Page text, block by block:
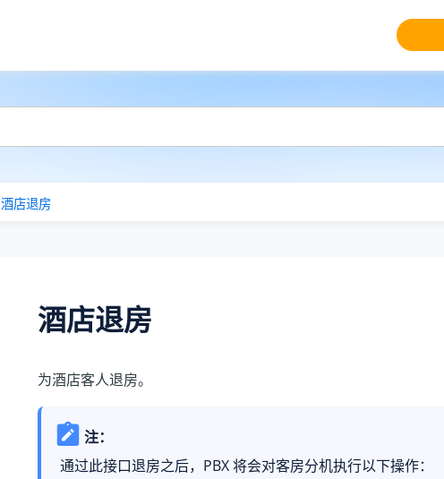
酒店退房
酒店退房
为酒店客人退房。
注：
通过此接口退房之后，PBX 将会对客房分机执行以下操作：